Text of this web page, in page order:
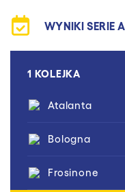
WYNIKI SERIE A
1 KOLEJKA
Atalanta
Bologna
Frosinone